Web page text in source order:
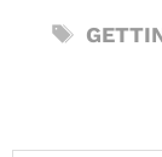
TAGS